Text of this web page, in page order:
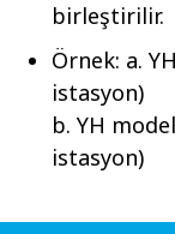
birleştirilir.
Örnek: a.
istasyon)
b. YH
istasyon)